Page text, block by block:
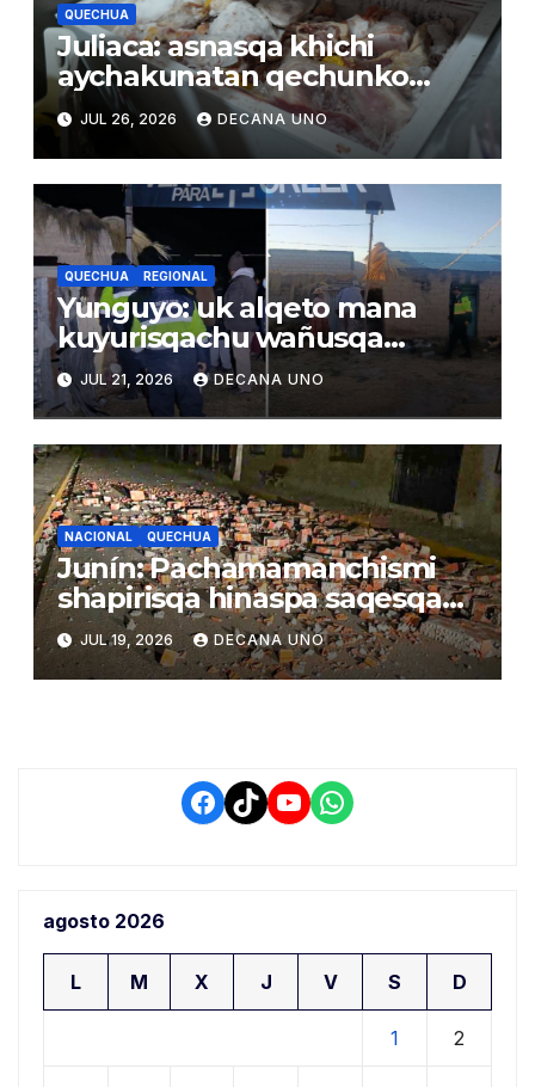
QUECHUA
Juliaca: asnasqa khichi
aychakunatan qechunko
qhatuna wasikunamanta
JUL 26, 2026 DECANA UNO
QUECHUA REGIONAL
Yunguyo: uk alqeto mana
kuyurisqachu wañusqa
uywaqnimpaq larunmanta
JUL 21, 2026 DECANA UNO
NACIONAL QUECHUA
Junín: Pachamamanchismi
shapirisqa hinaspa saqesqa
wañusqakunata
JUL 19, 2026 DECANA UNO
Facebook
TikTokYouTube
WhatsApp
agosto 2026
L M X J V S D
1 2